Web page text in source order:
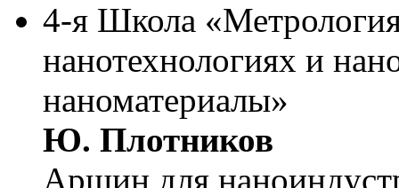
4-я Школа
нанотехнологиях и
наноматериалы»
Ю. Плотников
Аршин для